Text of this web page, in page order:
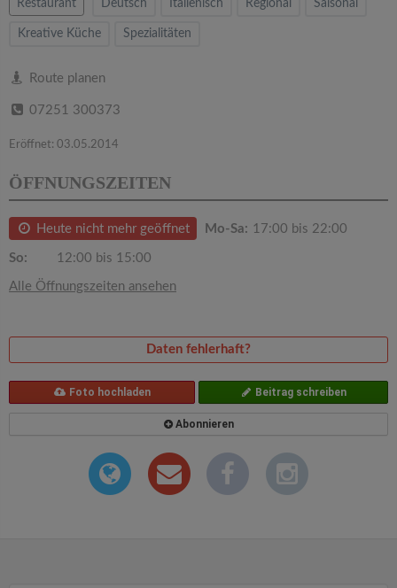
Restaurant Deutsch Italienisch Regional Saisonal
Kreative Küche Spezialitäten
Route planen
07251 300373
Eröffnet: 03.05.2014
ÖFFNUNGSZEITEN
Heute nicht mehr geöffnet Mo-Sa: 17:00 bis 22:00
So: 12:00 bis 15:00
Alle Öffnungszeiten ansehen
Daten fehlerhaft?
Foto hochladen Beitrag schreiben
Abonnieren
a
t
i
o